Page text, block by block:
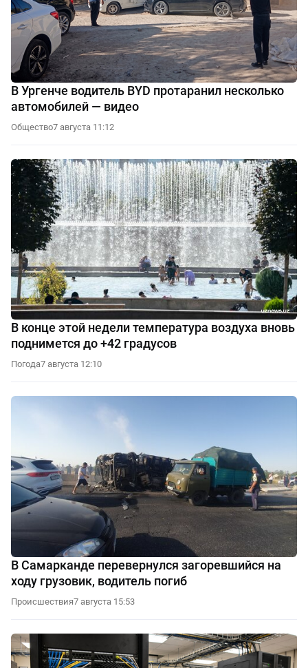
В Ургенче водитель BYD протаранил несколько
автомобилей — видео
Общество7 августа 11:12
В конце этой недели температура воздуха вновь
поднимется до +42 градусов
Погода7 августа 12:10
В Самарканде перевернулся загоревшийся на
ходу грузовик, водитель погиб
Происшествия7 августа 15:53